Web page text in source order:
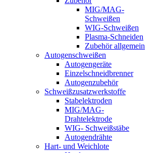
MIG/MAG-
Schweißen
WIG-Schweißen
Plasma-Schneiden
Zubehör allgemein
Autogenschweißen
Autogengeräte
Einzelschneidbrenner
Autogenzubehör
Schweißzusatzwerkstoffe
Stabelektroden
MIG/MAG-
Drahtelektrode
WIG- Schweißstäbe
Autogendrähte
Hart- und Weichlote